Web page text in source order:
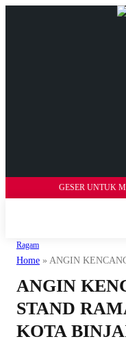
GESER UNTUK
Ragam
Home » ANGIN
ANGIN
STAND
KOTA